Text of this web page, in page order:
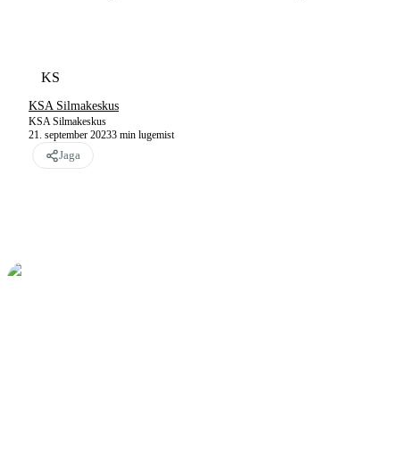
KS
KSA Silmakeskus
KSA Silmakeskus
21. september 20233 min lugemist
Jaga